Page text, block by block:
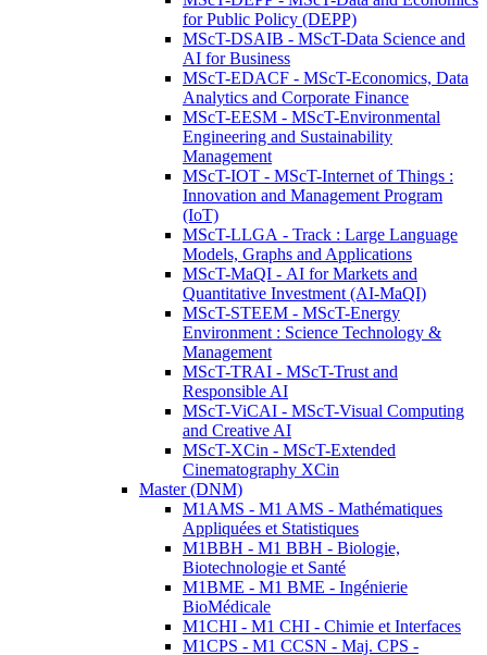
for Public Policy (DEPP)
MScT-DSAIB - MScT-Data Science and
AI for Business
MScT-EDACF - MScT-Economics, Data
Analytics and Corporate Finance
MScT-EESM - MScT-Environmental
Engineering and Sustainability
Management
MScT-IOT - MScT-Internet of Things :
Innovation and Management Program
(IoT)
MScT-LLGA - Track : Large Language
Models, Graphs and Applications
MScT-MaQI - AI for Markets and
Quantitative Investment (AI-MaQI)
MScT-STEEM - MScT-Energy
Environment : Science Technology &
Management
MScT-TRAI - MScT-Trust and
Responsible AI
MScT-ViCAI - MScT-Visual Computing
and Creative AI
MScT-XCin - MScT-Extended
Cinematography XCin
Master (DNM)
M1AMS - M1 AMS - Mathématiques
Appliquées et Statistiques
M1BBH - M1 BBH - Biologie,
Biotechnologie et Santé
M1BME - M1 BME - Ingénierie
BioMédicale
M1CHI - M1 CHI - Chimie et Interfaces
M1CPS - M1 CCSN - Maj. CPS -